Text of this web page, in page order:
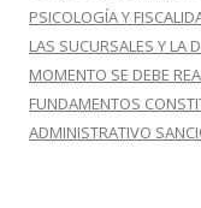
PSICOLOGÍA Y
LAS SUCURSALES Y LA
MOMENTO SE DEBE
FUNDAMENTOS
ADMINISTRATIVO